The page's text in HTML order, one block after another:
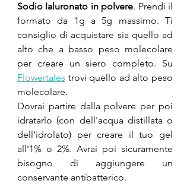
Sodio Ialuronato in polvere. Prendi il
formato da 1g a 5g massimo. Ti
consiglio di acquistare sia quello ad
alto che a basso peso molecolare
Flowertales trovi quello ad alto peso
molecolare.
Dovrai partire dalla polvere per poi
idratarlo (con dell'acqua distillata o
dell'idrolato) per creare il tuo gel
all'1% o 2%. Avrai poi sicuramente
bisogno di aggiungere un
conservante antibatterico.